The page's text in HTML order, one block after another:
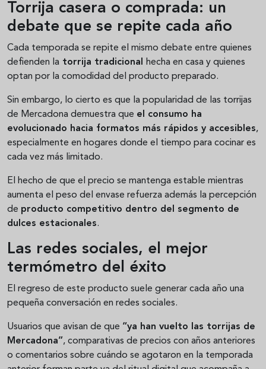
Torrija casera o comprada: un
debate que se repite cada año
Cada temporada se repite el mismo debate entre quienes
defienden la torrija tradicional hecha en casa y quienes
optan por la comodidad del producto preparado.
Sin embargo, lo cierto es que la popularidad de las torrijas
de Mercadona demuestra que el consumo ha
evolucionado hacia formatos más rápidos y accesibles,
especialmente en hogares donde el tiempo para cocinar es
cada vez más limitado.
El hecho de que el precio se mantenga estable mientras
aumenta el peso del envase refuerza además la percepción
de producto competitivo dentro del segmento de
dulces estacionales.
Las redes sociales, el mejor
termómetro del éxito
El regreso de este producto suele generar cada año una
pequeña conversación en redes sociales.
Usuarios que avisan de que “ya han vuelto las torrijas de
Mercadona”, comparativas de precios con años anteriores
o comentarios sobre cuándo se agotaron en la temporada